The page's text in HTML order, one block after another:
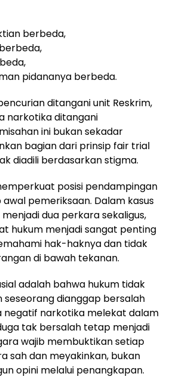
berbeda,
pidananya berbeda.
ditangani unit Reskrim,
narkotika ditangani
ini bukan sekadar
bagian dari prinsip fair trial
diadili berdasarkan stigma.
posisi pendampingan
pemeriksaan. Dalam kasus
dua perkara sekaligus,
hukum menjadi sangat penting
hak-haknya dan tidak
di bawah tekanan.
adalah bahwa hukum tidak
dianggap bersalah
negatif narkotika melekat dalam
tak bersalah tetap menjadi
wajib membuktikan setiap
sah dan meyakinkan, bukan
opini melalui penangkapan.